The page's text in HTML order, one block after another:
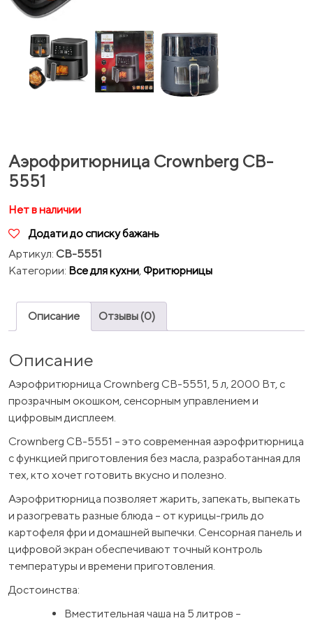
Аэрофритюрница Crownberg CB-
5551
Нет в наличии
Додати до списку бажань
Артикул: CB-5551
Категории: Все для кухни,Фритюрницы
Описание Отзывы (0)
Описание
Аэрофритюрница Crownberg CB-5551, 5 л, 2000 Вт, с
прозрачным окошком, сенсорным управлением и
цифровым дисплеем.
Crownberg CB-5551 – это современная аэрофритюрница
с функцией приготовления без масла, разработанная для
тех, кто хочет готовить вкусно и полезно.
Аэрофритюрница позволяет жарить, запекать, выпекать
и разогревать разные блюда – от курицы-гриль до
картофеля фри и домашней выпечки. Сенсорная панель и
цифровой экран обеспечивают точный контроль
температуры и времени приготовления.
Достоинства:
Вместительная чаша на 5 литров –